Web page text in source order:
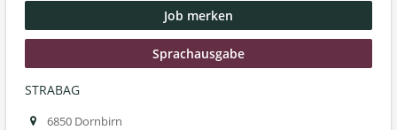
Job merken
Sprachausgabe
STRABAG
6850 Dornbirn